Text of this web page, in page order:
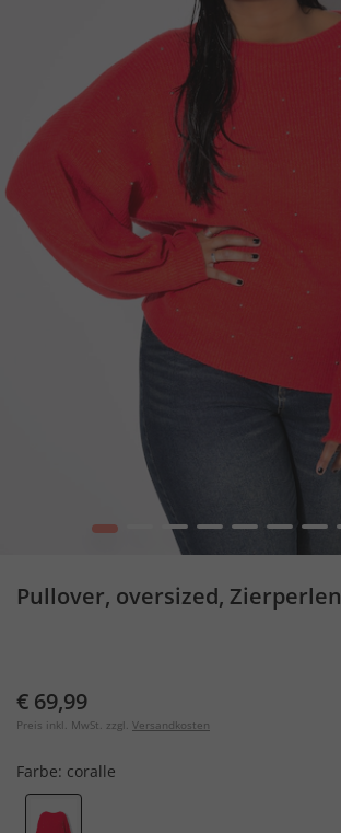
1 3 4 5 6 7
Pullover, oversized, Zierperlen
€ 69,99
Preis inkl. MwSt. zzgl. Versandkosten
Farbe: coralle